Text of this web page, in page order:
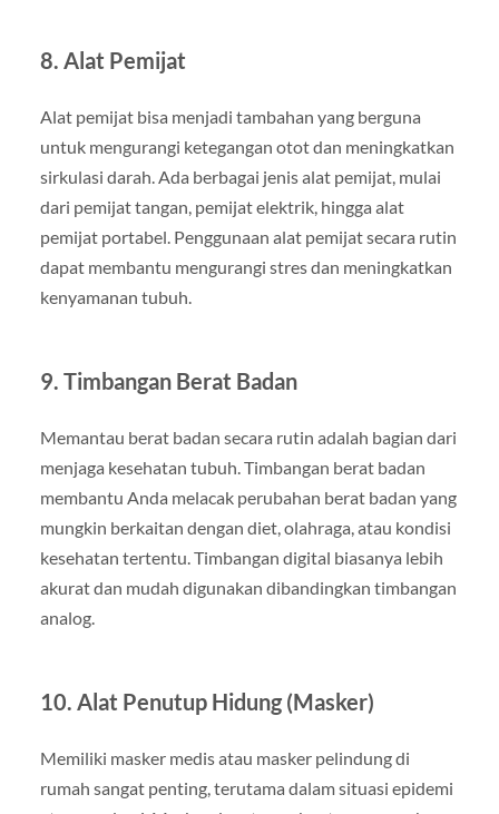
8. Alat Pemijat
Alat pemijat bisa menjadi tambahan yang berguna
untuk mengurangi ketegangan otot dan meningkatkan
sirkulasi darah. Ada berbagai jenis alat pemijat, mulai
dari pemijat tangan, pemijat elektrik, hingga alat
pemijat portabel. Penggunaan alat pemijat secara rutin
dapat membantu mengurangi stres dan meningkatkan
kenyamanan tubuh.
9. Timbangan Berat Badan
Memantau berat badan secara rutin adalah bagian dari
menjaga kesehatan tubuh. Timbangan berat badan
membantu Anda melacak perubahan berat badan yang
mungkin berkaitan dengan diet, olahraga, atau kondisi
kesehatan tertentu. Timbangan digital biasanya lebih
akurat dan mudah digunakan dibandingkan timbangan
analog.
10. Alat Penutup Hidung (Masker)
Memiliki masker medis atau masker pelindung di
rumah sangat penting, terutama dalam situasi epidemi